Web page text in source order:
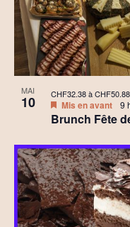
MAI
10
Brunch Fête
Mis en avant 9
CHF32.38 à CHF50.88